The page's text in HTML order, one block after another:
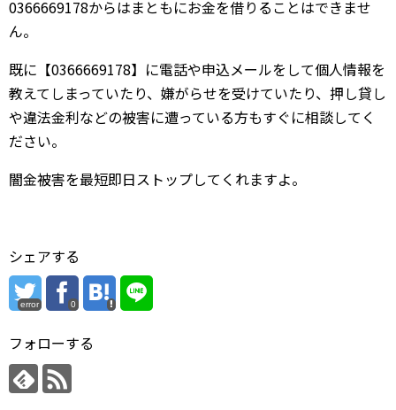
0366669178からはまともにお金を借りることはできませ
ん。
既に【0366669178】に電話や申込メールをして個人情報を
教えてしまっていたり、嫌がらせを受けていたり、押し貸し
や違法金利などの被害に遭っている方もすぐに相談してく
ださい。
闇金被害を最短即日ストップしてくれますよ。
シェアする
error 0
フォローする